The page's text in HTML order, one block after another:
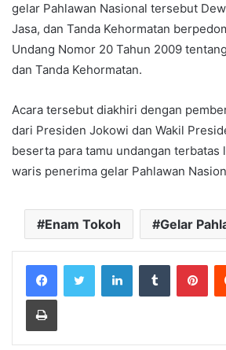
gelar Pahlawan Nasional tersebut
Jasa, dan Tanda Kehormatan
Undang Nomor 20 Tahun 2009
dan Tanda Kehormatan.
Acara tersebut diakhiri dengan
dari Presiden Jokowi dan Wakil
beserta para tamu undangan terbatas
waris penerima gelar Pahlawan
Enam Tokoh Gelar
LinkedInTumblr
Print